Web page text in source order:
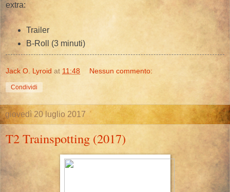
extra:
Trailer
B-Roll (3 minuti)
Jack O. Lyroid at 11:48 Nessun commento:
Condividi
giovedì 20 luglio 2017
T2 Trainspotting (2017)